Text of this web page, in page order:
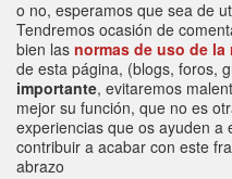
o no, esperamos que sea de
Tendremos ocasión de
bien las normas de uso de la
de esta página, (blogs, foros,
importante, evitaremos
mejor su función, que no es
experiencias que os ayuden a
contribuir a acabar con este
abrazo